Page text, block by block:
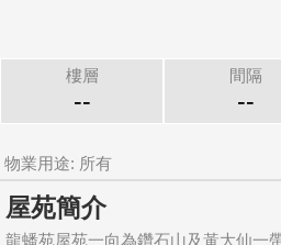
樓層
--
間隔
--
物業用途: 所有
屋苑簡介
龍蟠苑屋苑一向為鑽石山及黃大仙一